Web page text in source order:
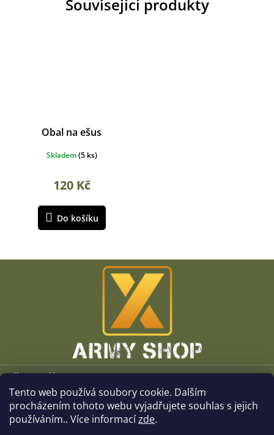
Tento web používá soubory cookie. Dalším
procházením tohoto webu vyjadřujete souhlas s jejich
používáním.. Více informacízde.
Související produkty
Obal na ešus
Skladem(5 ks)
120 Kč
Do košíku
Z
Vše o nákupu
O společnosti
Kamenné prodejny